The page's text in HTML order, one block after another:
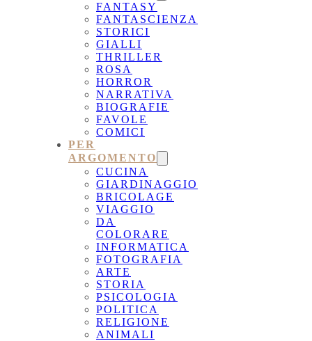
FANTASY
FANTASCIENZA
STORICI
GIALLI
THRILLER
ROSA
HORROR
NARRATIVA
BIOGRAFIE
FAVOLE
COMICI
PER
ARGOMENTO
CUCINA
GIARDINAGGIO
BRICOLAGE
VIAGGIO
DA
COLORARE
INFORMATICA
FOTOGRAFIA
ARTE
STORIA
PSICOLOGIA
POLITICA
RELIGIONE
ANIMALI